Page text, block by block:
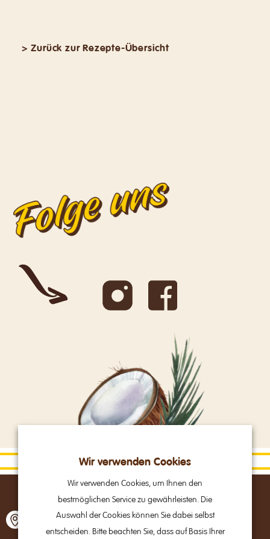
> Zurück zur Rezepte-Übersicht
Alpine Brands GmbH & Co Kg
Gmundner Straße 27
A – 4800 Attnang-Puchheim
Wir verwenden Cookies
Wir verwenden Cookies, um Ihnen den
bestmöglichen Service zu gewährleisten. Die
Auswahl der Cookies können Sie dabei selbst
entscheiden. Bitte beachten Sie, dass auf Basis Ihrer